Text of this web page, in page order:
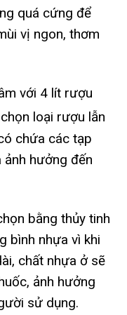
quá cứng để
vị ngon, thơm
với 4 lít rượu
loại rượu lẫn
chứa các tạp
ảnh hưởng đến
bằng thủy tinh
bình nhựa vì khi
chất nhựa ở sẽ
ảnh hưởng
sử dụng.